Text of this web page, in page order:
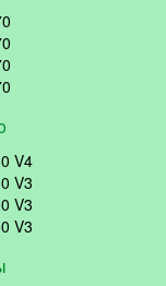
V4
V3
V3
V3